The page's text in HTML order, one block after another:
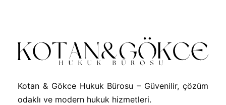
Kotan & Gökce Hukuk Bürosu – Güvenilir, çözüm
odaklı ve modern hukuk hizmetleri.